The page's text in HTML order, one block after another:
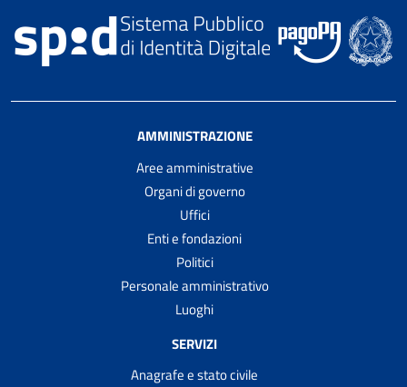
AMMINISTRAZIONE
Aree amministrative
Organi di governo
Uffici
Enti e fondazioni
Politici
Personale amministrativo
Luoghi
SERVIZI
Anagrafe e stato civile